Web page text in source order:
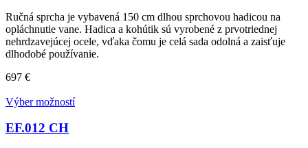
Ručná sprcha je vybavená 150 cm dlhou sprchovou hadicou na
opláchnutie vane. Hadica a kohútik sú vyrobené z prvotriednej
nehrdzavejúcej ocele, vďaka čomu je celá sada odolná a zaisťuje
dlhodobé používanie.
697 €
Výber možností
EF.012 CH